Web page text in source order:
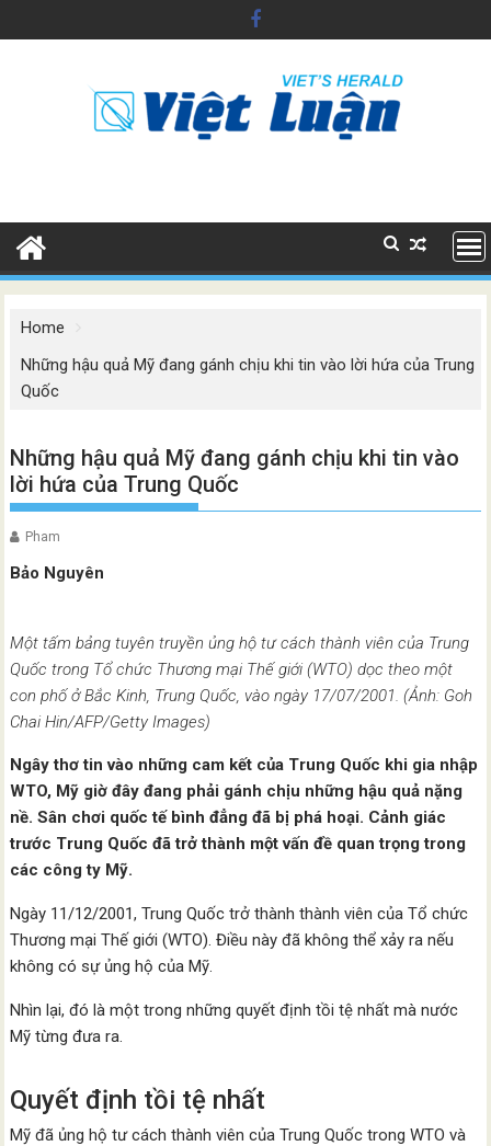
to
Home
Những hậu quả Mỹ đang gánh chịu khi tin vào lời hứa của Trung
Quốc
Những hậu quả Mỹ đang gánh chịu khi tin vào
lời hứa của Trung Quốc
Pham
Bảo Nguyên
Một tấm bảng tuyên truyền ủng hộ tư cách thành viên của Trung
Quốc trong Tổ chức Thương mại Thế giới (WTO) dọc theo một
con phố ở Bắc Kinh, Trung Quốc, vào ngày 17/07/2001. (Ảnh: Goh
Chai Hin/AFP/Getty Images)
Ngây thơ tin vào những cam kết của Trung Quốc khi gia nhập
WTO, Mỹ giờ đây đang phải gánh chịu những hậu quả nặng
nề. Sân chơi quốc tế bình đẳng đã bị phá hoại. Cảnh giác
trước Trung Quốc đã trở thành một vấn đề quan trọng trong
các công ty Mỹ.
Ngày 11/12/2001, Trung Quốc trở thành thành viên của Tổ chức
Thương mại Thế giới (WTO). Điều này đã không thể xảy ra nếu
không có sự ủng hộ của Mỹ.
Nhìn lại, đó là một trong những quyết định tồi tệ nhất mà nước
Mỹ từng đưa ra.
Quyết định tồi tệ nhất
Mỹ đã ủng hộ tư cách thành viên của Trung Quốc trong WTO và